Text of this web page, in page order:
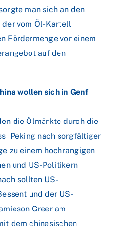
man sich an den
vom Öl-Kartell
Fördermenge vor einem
auf den
wollen sich in Genf
die Ölmärkte durch die
Peking nach sorgfältiger
zu einem hochrangigen
und US-Politikern
sollten US-
und der US-
Greer am
dem chinesischen